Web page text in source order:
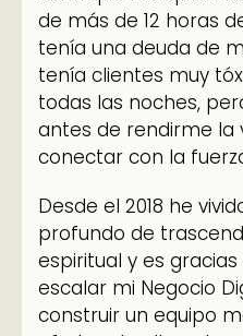
de más de 12 horas
tenía una deuda de
tenía clientes muy
todas las noches,
antes de rendirme la
conectar con la
Desde el 2018 he
profundo de
espiritual y es
escalar mi Negocio
construir un equipo